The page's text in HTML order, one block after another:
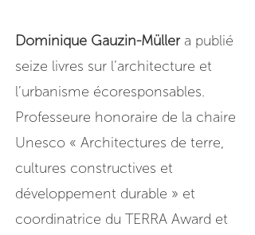
Dominique Gauzin-Müller a publié
seize livres sur l’architecture et
l’urbanisme écoresponsables.
Professeure honoraire de la chaire
Unesco « Architectures de terre,
cultures constructives et
développement durable » et
coordinatrice du TERRA Award et